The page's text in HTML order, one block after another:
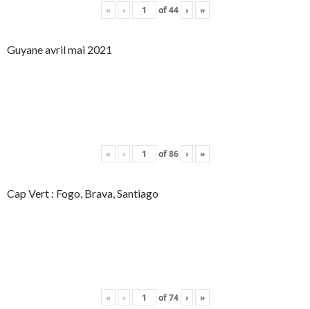
« ‹ of44 › »
Guyane avril mai 2021
« ‹ of86 › »
Cap Vert : Fogo, Brava, Santiago
« ‹ of74 › »